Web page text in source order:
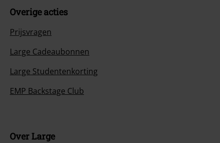
Overige acties
Prijsvragen
Large Cadeaubonnen
Large Studentenkorting
EMP Backstage Club
Over Large